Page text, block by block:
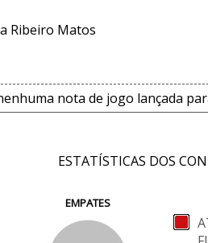
Ribeiro Matos
nota de jogo lançada
ESTATÍSTICAS DOS
EMPATES